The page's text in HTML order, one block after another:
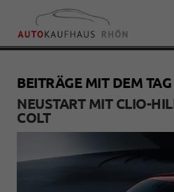
BEITRÄGE MIT DEM
NEUSTART MIT CLIO-
COLT